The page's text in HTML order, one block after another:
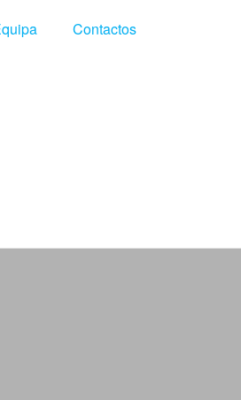
Contactos